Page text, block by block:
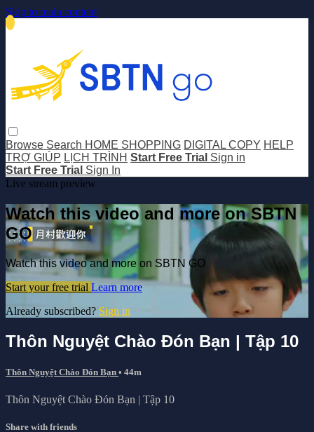
Skip to main content
Browse Search HOME SHOPPING DIGITAL COPY HELP
TRỢ GIÚP LỊCH TRÌNH Start Free Trial Sign in
Start Free Trial Sign In
Live stream preview
Watch this video and more on SBTN
GO
Watch this video and more on SBTN GO
Start your free trial Learn more
Already subscribed? Sign in
Thôn Nguyệt Chào Đón Bạn | Tập 10
Thôn Nguyệt Chào Đón Bạn • 44m
Thôn Nguyệt Chào Đón Bạn | Tập 10
Share with friends